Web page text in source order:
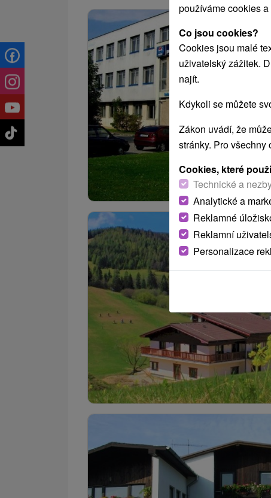
používáme cookies a
Co jsou cookies?
Cookies jsou malé
uživatelský zážitek.
najít.
Kdykoli se můžete
Zákon uvádí, že
stránky. Pro
Cookies, které
Technické a
Analytické a
Reklamné
Reklamní
Personalizace